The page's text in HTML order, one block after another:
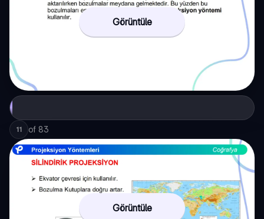
Görüntüle
11 of 83
Görüntüle